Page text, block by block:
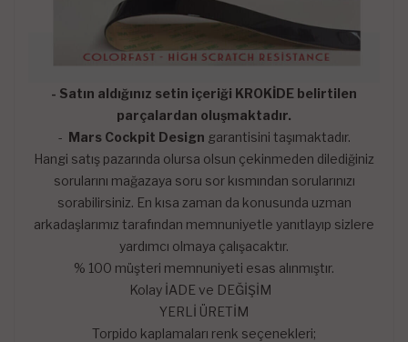
- Satın aldığınız setin içeriği KROKİDE belirtilen
parçalardan oluşmaktadır.
- Mars Cockpit Design garantisini taşımaktadır.
Hangi satış pazarında olursa olsun çekinmeden dilediğiniz
sorularını mağazaya soru sor kısmından sorularınızı
sorabilirsiniz. En kısa zaman da konusunda uzman
arkadaşlarımız tarafından memnuniyetle yanıtlayıp sizlere
yardımcı olmaya çalışacaktır.
% 100 müşteri memnuniyeti esas alınmıştır.
Kolay İADE ve DEĞİŞİM
YERLİ ÜRETİM
Torpido kaplamaları renk seçenekleri;